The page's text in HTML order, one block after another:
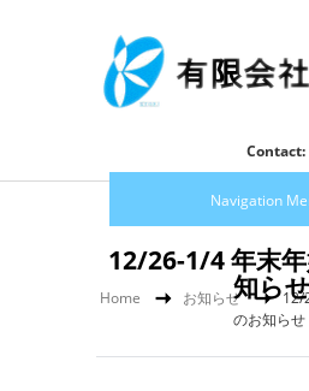
Contact:
Navigation
Home お知らせ
12/
のお知らせ
12/26-1/4 年末
知ら